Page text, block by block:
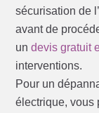
sécurisation de
avant de
undevis gratuit
interventions.
Pour un
électrique, vous